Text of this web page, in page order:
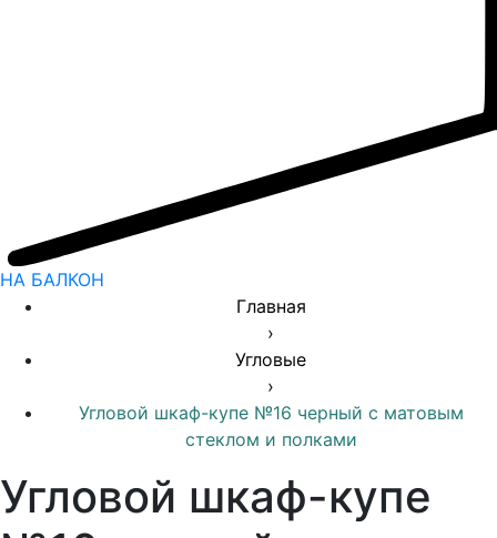
НА БАЛКОН
Главная
›
Угловые
›
Угловой шкаф-купе №16 черный с матовым
стеклом и полками
Угловой шкаф-купе